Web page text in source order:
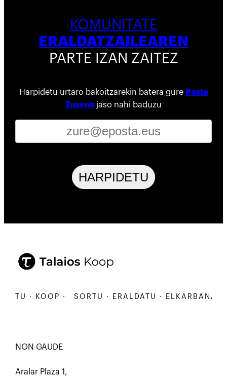
KOMUNITATE
ERALDATZAILEAREN
PARTE IZAN ZAITEZ
Harpidetu urtaro bakoitzarekin batera gure Posta
Zuzena jaso nahi baduzu
HARPIDETU
· KOOP · SORTU · ERALDATU · ELKARBANATU ·
NON GAUDE
Aralar Plaza 1,